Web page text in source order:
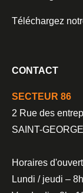
Téléchargez
CONTACT
SECTEUR 86
2 Rue des
SAINT-
Horaires
Lundi / jeudi –